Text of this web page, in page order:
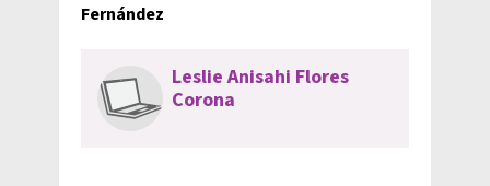
Fernández
Leslie Anisahi Flores
Corona